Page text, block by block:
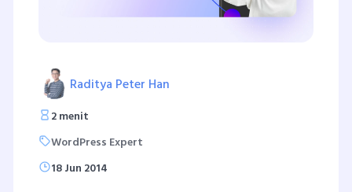
Raditya Peter Han
2 menit
WordPress Expert
18 Jun 2014